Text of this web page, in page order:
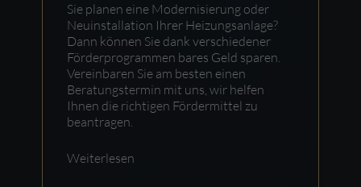
Sie planen eine Modernisierung oder
Neuinstallation Ihrer Heizungsanlage?
Dann können Sie dank verschiedener
Förderprogrammen bares Geld sparen.
Vereinbaren Sie am besten einen
Beratungstermin mit uns, wir helfen
Ihnen die richtigen Fördermittel zu
beantragen.
Weiterlesen